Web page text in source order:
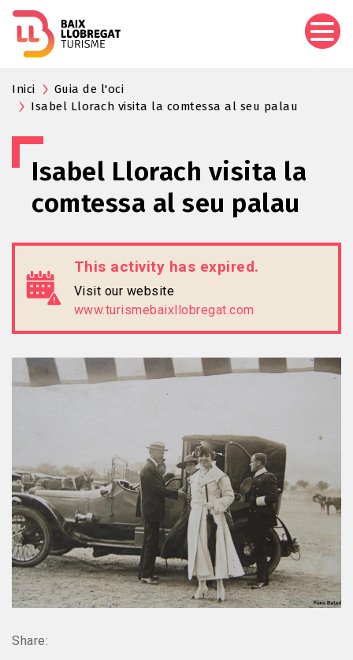
Inici
Guia de l'oci
Isabel Llorach visita la comtessa al seu palau
Isabel Llorach visita la
comtessa al seu palau
This activity has expired.
Visit our website
www.turismebaixllobregat.com
Share: